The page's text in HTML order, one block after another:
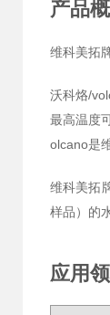
产品
维科美拓
沃科烙/
最高温度
olcano是
维科美拓
样品）的
应用